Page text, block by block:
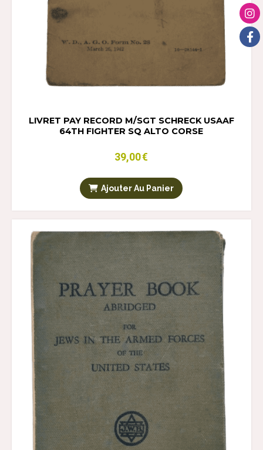
LIVRET PAY RECORD M/SGT SCHRECK USAAF
64TH FIGHTER SQ ALTO CORSE
39,00€
Ajouter Au Panier